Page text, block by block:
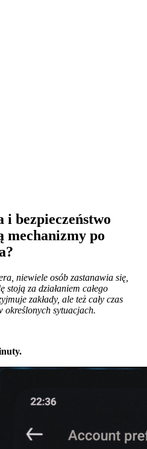
bezpieczeństwo
mechanizmy po
niewiele osób zastanawia się,
za działaniem całego
zakłady, ale też cały czas
określonych sytuacjach.